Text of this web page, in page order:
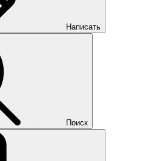
Написать
Поиск